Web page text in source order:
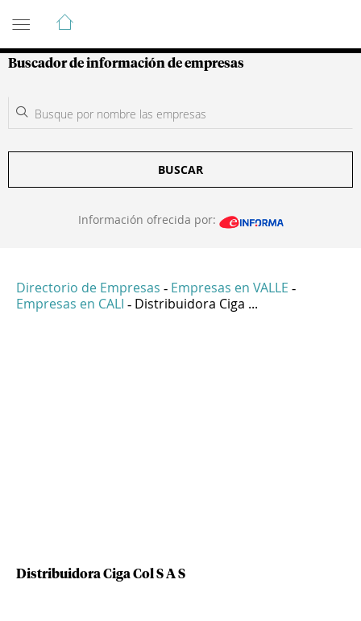
Guía de Empresas Colombianas
Buscador de información de empresas
BUSCAR
Información ofrecida por:
Directorio de Empresas - Empresas en VALLE -
Empresas en CALI - Distribuidora Ciga ...
Distribuidora Ciga Col S A S